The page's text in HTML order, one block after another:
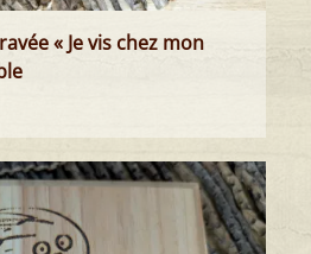
« Je vis chez mon